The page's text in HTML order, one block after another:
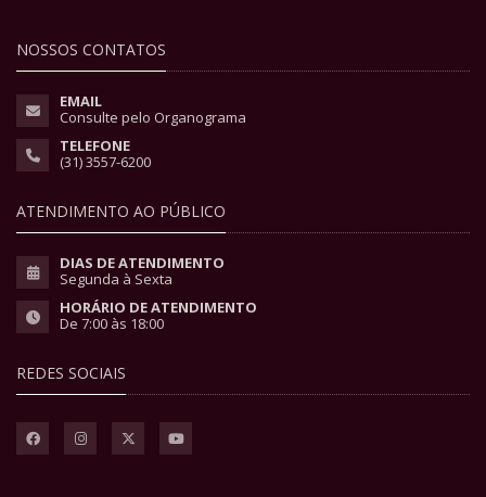
NOSSOS CONTATOS
EMAIL
Consulte pelo Organograma
TELEFONE
(31) 3557-6200
ATENDIMENTO AO PÚBLICO
DIAS DE ATENDIMENTO
Segunda à Sexta
HORÁRIO DE ATENDIMENTO
De 7:00 às 18:00
REDES SOCIAIS